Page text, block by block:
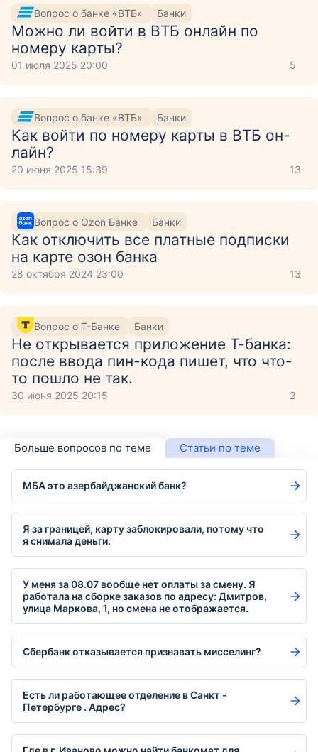
Вопрос о банке «ВТБ» Банки
Можно ли войти в ВТБ онлайн по
номеру карты?
01 июля 2025 20:00 5
Вопрос о банке «ВТБ» Банки
Как войти по номеру карты в ВТБ он-
лайн?
20 июня 2025 15:39 13
Вопрос о Ozon Банке Банки
Как отключить все платные подписки
на карте озон банка
28 октября 2024 23:00 13
Вопрос о Т-Банке Банки
Не открывается приложение Т-банка:
после ввода пин-кода пишет, что что-
то пошло не так.
30 июня 2025 20:15 2
Больше вопросов по теме Статьи по теме
МБА это азербайджанский банк?
Я за границей, карту заблокировали, потому что
я снимала деньги.
У меня за 08.07 вообще нет оплаты за смену. Я
работала на сборке заказов по адресу: Дмитров,
улица Маркова, 1, но смена не отображается.
Сбербанк отказывается признавать мисселинг?
Есть ли работающее отделение в Санкт -
Петербурге . Адрес?